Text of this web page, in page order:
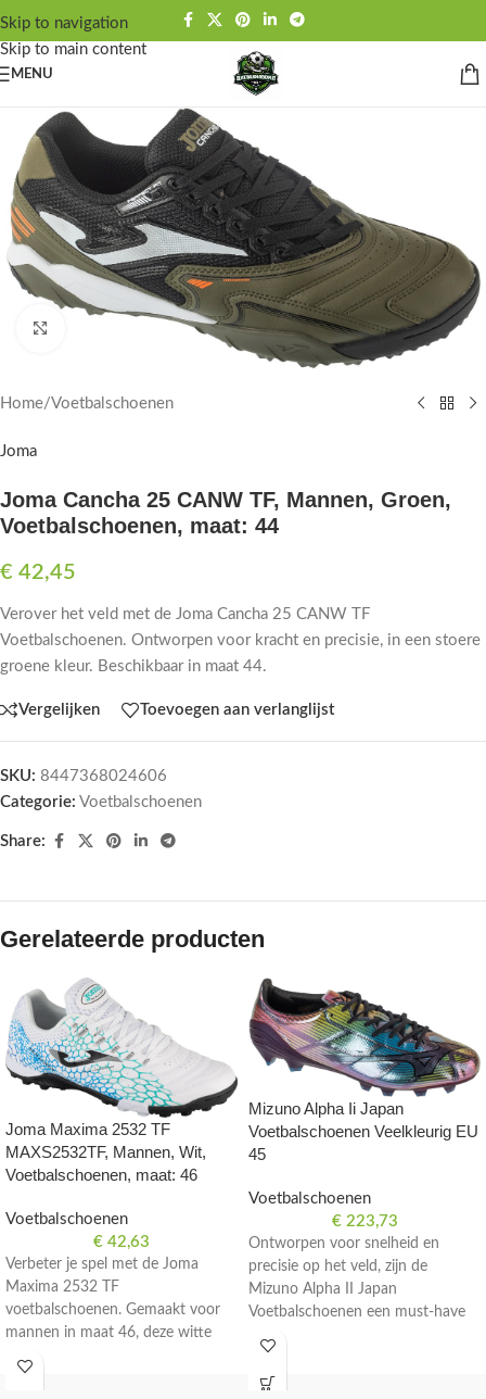
Skip to navigation
Skip to main content
MENU
Home/Voetbalschoenen
Joma
Joma Cancha 25 CANW TF, Mannen, Groen,
Voetbalschoenen, maat: 44
€ 42,45
Verover het veld met de Joma Cancha 25 CANW TF
Voetbalschoenen. Ontworpen voor kracht en precisie, in een stoere
groene kleur. Beschikbaar in maat 44.
Vergelijken Toevoegen aan verlanglijst
SKU: 8447368024606
Categorie: Voetbalschoenen
Share:
Gerelateerde producten
Joma Maxima 2532 TF
MAXS2532TF, Mannen, Wit,
Voetbalschoenen, maat: 46
Voetbalschoenen
€ 42,63
Verbeter je spel met de Joma
Maxima 2532 TF
voetbalschoenen. Gemaakt voor
mannen in maat 46, deze witte
veld.
Mizuno Alpha Ii Japan
Voetbalschoenen Veelkleurig EU
45
Voetbalschoenen
€223,73
Ontworpen voor snelheid en
precisie op het veld, zijn de
Mizuno Alpha II Japan
Voetbalschoenen een must-have
opvallend veelkleurig ontwerp en
comfortabele pasvorm.